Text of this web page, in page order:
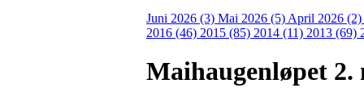
Juni 2026 (3) Mai 2026 (5) April 2026 (2)
2016 (46) 2015 (85) 2014 (11) 2013 (69)
Maihaugenløpet 2.